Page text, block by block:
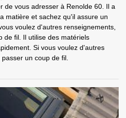
de vous adresser à Renolde 60. Il a
matière et sachez qu'il assure un
voulez d'autres renseignements,
de fil. Il utilise des matériels
Si vous voulez d'autres
un coup de fil.